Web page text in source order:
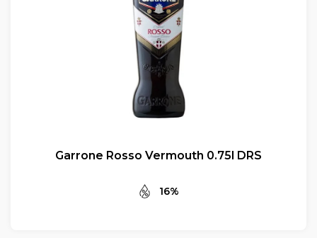
Garrone Rosso Vermouth 0.75l DRS
16%